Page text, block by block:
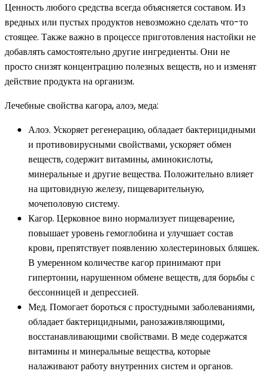
Ценность любого средства всегда объясняется составом. Из
вредных или пустых продуктов невозможно сделать что-то
стоящее. Также важно в процессе приготовления настойки не
добавлять самостоятельно другие ингредиенты. Они не
просто снизят концентрацию полезных веществ, но и изменят
действие продукта на организм.
Лечебные свойства кагора, алоэ, меда:
Алоэ. Ускоряет регенерацию, обладает бактерицидными
и противовирусными свойствами, ускоряет обмен
веществ, содержит витамины, аминокислоты,
минеральные и другие вещества. Положительно влияет
на щитовидную железу, пищеварительную,
мочеполовую систему.
Кагор. Церковное вино нормализует пищеварение,
повышает уровень гемоглобина и улучшает состав
крови, препятствует появлению холестериновых бляшек.
В умеренном количестве кагор принимают при
гипертонии, нарушенном обмене веществ, для борьбы с
бессонницей и депрессией.
Мед. Помогает бороться с простудными заболеваниями,
обладает бактерицидными, ранозаживляющими,
восстанавливающими свойствами. В меде содержатся
витамины и минеральные вещества, которые
налаживают работу внутренних систем и органов.